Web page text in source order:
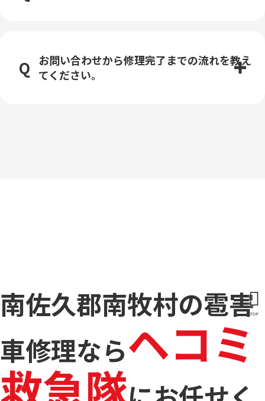
お問い合わせから修理完了までの流れを教え
てください。
南佐久郡南牧村の雹害
車修理ならヘコミ
救急隊
TOP